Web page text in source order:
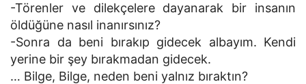
-Törenler ve dilekçelere dayanarak bir insanın
öldüğüne nasıl inanırsınız?
-Sonra da beni bırakıp gidecek albayım. Kendi
yerine bir şey bırakmadan gidecek.
… Bilge, Bilge, neden beni yalnız bıraktın?